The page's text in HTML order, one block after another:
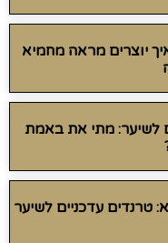
יוצרים מראה מחמיא
לשיער: מתי את באמת
טרנדים עדכניים לשיער